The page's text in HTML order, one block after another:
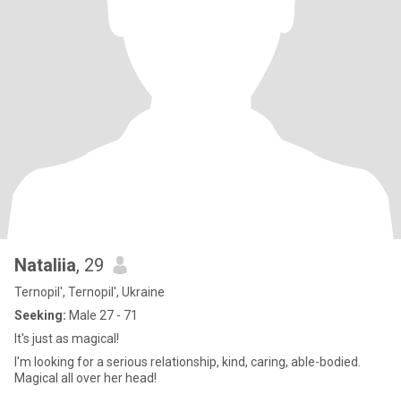
Nataliia, 29
Ternopil', Ternopil', Ukraine
Seeking: Male 27 - 71
It's just as magical!
I'm looking for a serious relationship, kind, caring, able-bodied.
Magical all over her head!